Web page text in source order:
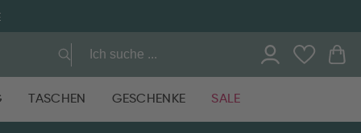
TASCHEN GESCHENKE SALE